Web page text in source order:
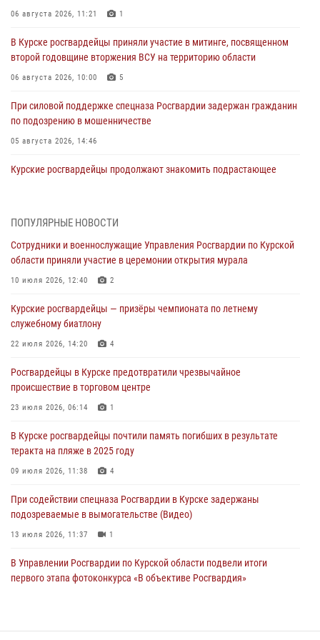
06 августа 2026, 11:21 1
В Курске росгвардейцы приняли участие в митинге, посвященном
второй годовщине вторжения ВСУ на территорию области
06 августа 2026, 10:00 5
При силовой поддержке спецназа Росгвардии задержан гражданин
по подозрению в мошенничестве
05 августа 2026, 14:46
Курские росгвардейцы продолжают знакомить подрастающее
оздоровительных лагерях
05 августа 2026, 09:51
сбыта крупной партии наркотиков
04 августа 2026, 12:52
85 владельцев оружия
04 августа 2026, 07:00
297 выездов по сигналу «тревога»
03 августа 2026, 09:46
ПОПУЛЯРНЫЕ НОВОСТИ
Сотрудники и военнослужащие Управления Росгвардии по Курской
области приняли участие в церемонии открытия мурала
10 июля 2026, 12:40 2
Курские росгвардейцы — призёры чемпионата по летнему
служебному биатлону
22 июля 2026, 14:20 4
Росгвардейцы в Курске предотвратили чрезвычайное
происшествие в торговом центре
23 июля 2026, 06:14 1
В Курске росгвардейцы почтили память погибших в результате
теракта на пляже в 2025 году
09 июля 2026, 11:38 4
При содействии спецназа Росгвардии в Курске задержаны
подозреваемые в вымогательстве (Видео)
13 июля 2026, 11:37 1
В Управлении Росгвардии по Курской области подвели итоги
первого этапа фотоконкурса «В объективе Росгвардия»